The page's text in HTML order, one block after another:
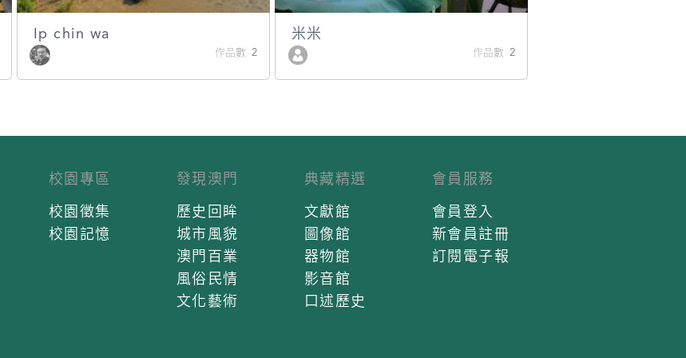
Ip chin wa
作品數 2
米米
作品數 2
校園專區
校園徵集
校園記憶
發現澳門
歷史回眸
城市風貌
澳門百業
風俗民情
文化藝術
典藏精選
文獻館
圖像館
器物館
影音館
口述歷史
會員服務
會員登入
新會員註冊
訂閱電子報